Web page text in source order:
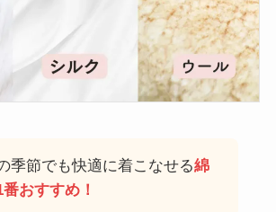
季節でも快適に着こなせる綿
番おすすめ！